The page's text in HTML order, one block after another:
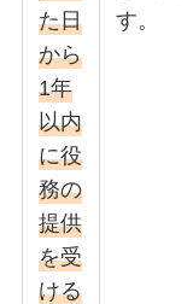
た日
から
1年
以内
に役
務の
提供
を受
ける
す。